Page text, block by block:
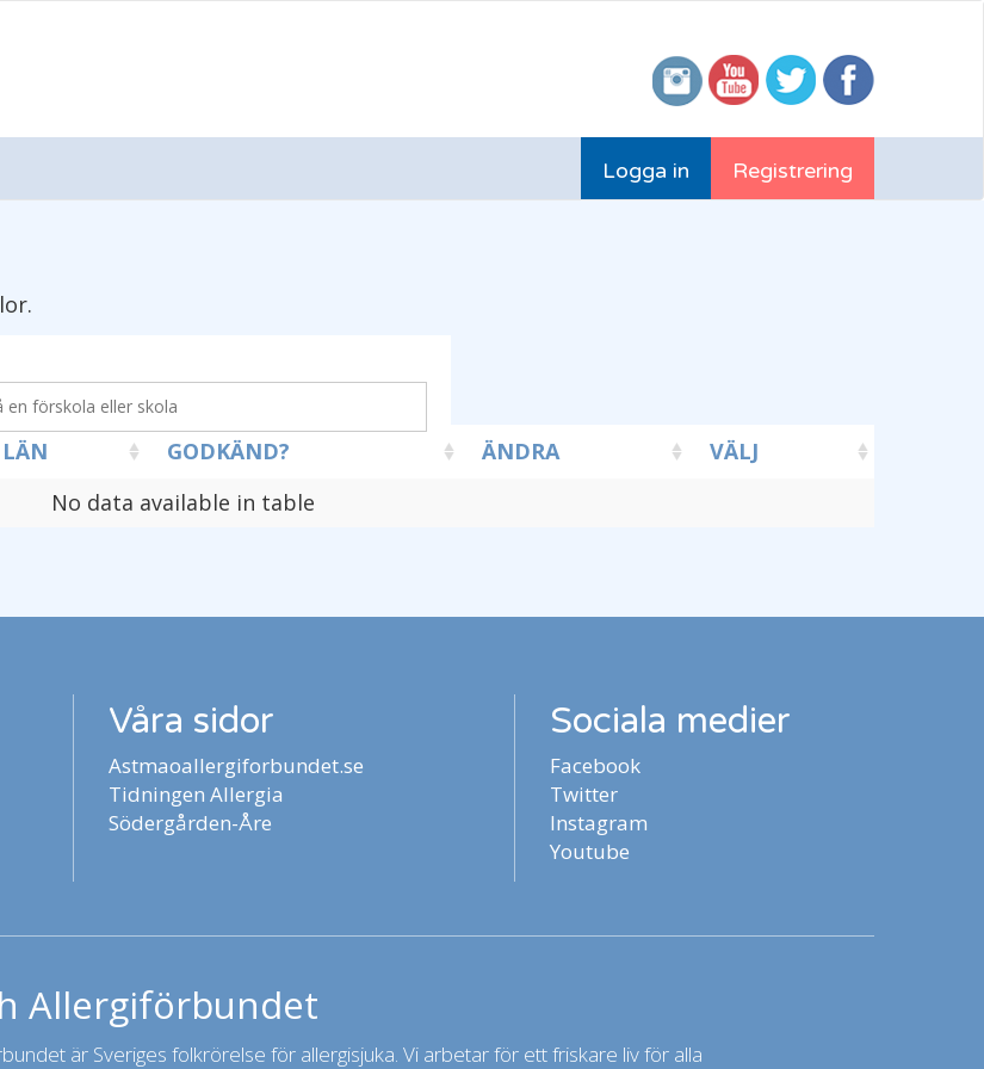
Registrering
Logga in
LÄN GODKÄND? ÄNDRA
VÄLJ
No data available in table
Våra sidor
Astmaoallergiforbundet.se
Tidningen Allergia
Södergården-Åre
Sociala medier
Facebook
Twitter
Instagram
Youtube
Allergiförbundet
är Sveriges folkrörelse för allergisjuka. Vi arbetar för ett friskare liv för alla